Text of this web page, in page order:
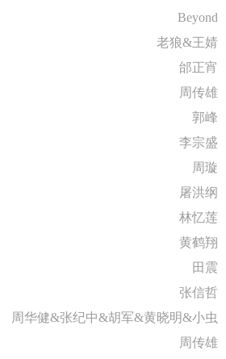
Beyond
老狼&王婧
邰正宵
周传雄
郭峰
李宗盛
周璇
屠洪纲
林忆莲
黄鹤翔
田震
张信哲
周华健&张纪中&胡军&黄晓明&小虫
周传雄